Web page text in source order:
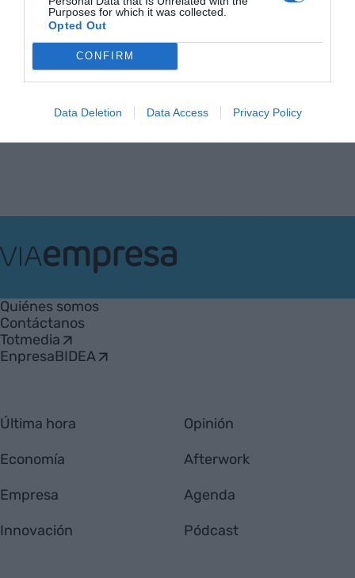
Purposes for which it was collected.
Opted Out
CONFIRM
Data Deletion Data Access Privacy Policy
20 de noviembre de 2017
FRANCESC REGUANT
Anterior 1 16 17 18 19 20Siguiente
Empresa
Quiénes somos
Contáctanos
Totmedia
EnpresaBIDEA
Última hora
Economía
Empresa
Innovación
Opinión
Afterwork
Agenda
Pódcast